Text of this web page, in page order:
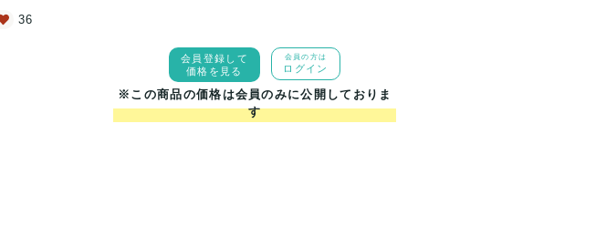
36
会員登録して
価格を見る
会員の方は
ログイン
※この商品の価格は会員のみに公開しておりま
す